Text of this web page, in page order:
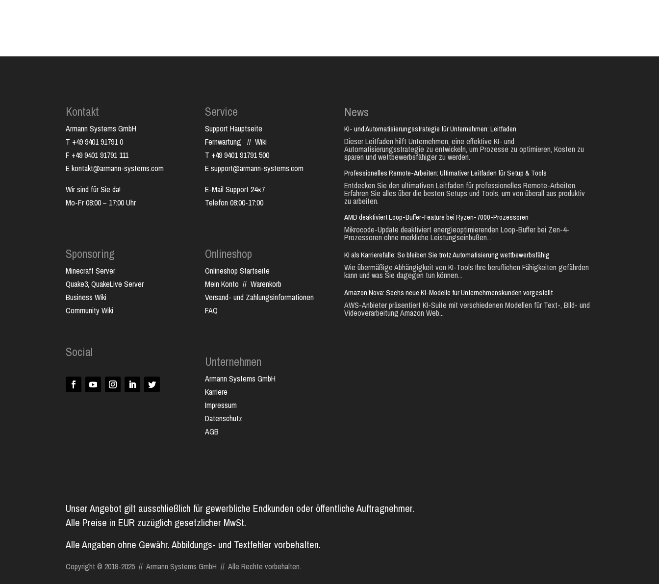
Kontakt
Armann Systems GmbH
T +49 9401 91791 0
F +49 9401 91791 111
E kontakt@armann-systems.com
Wir sind für Sie da!
Mo-Fr 08:00 – 17:00 Uhr
Sponsoring
Minecraft Server
Quake3, QuakeLive Server
Business Wiki
Community Wiki
Social
Service
Support Hauptseite
Fernwartung // Wiki
T +49 9401 91791 500
E support@armann-systems.com
E-Mail Support 24×7
Telefon 08:00-17:00
Onlineshop
Onlineshop Startseite
Mein Konto // Warenkorb
Versand- und Zahlungsinformationen
FAQ
Unternehmen
Armann Systems GmbH
Karriere
Impressum
Datenschutz
AGB
News
KI- und Automatisierungsstrategie für Unternehmen: Leitfaden
Dieser Leitfaden hilft Unternehmen, eine effektive KI- und
Automatisierungsstrategie zu entwickeln, um Prozesse zu optimieren, Kosten zu
sparen und wettbewerbsfähiger zu werden.
Professionelles Remote-Arbeiten: Ultimativer Leitfaden für Setup & Tools
Entdecken Sie den ultimativen Leitfaden für professionelles Remote-Arbeiten.
Erfahren Sie alles über die besten Setups und Tools, um von überall aus produktiv
zu arbeiten.
AMD deaktiviert Loop-Buffer-Feature bei Ryzen-7000-Prozessoren
Mikrocode-Update deaktiviert energieoptimierenden Loop-Buffer bei Zen-4-
Prozessoren ohne merkliche Leistungseinbußen...
KI als Karrierefalle: So bleiben Sie trotz Automatisierung wettbewerbsfähig
Wie übermäßige Abhängigkeit von KI-Tools Ihre beruflichen Fähigkeiten gefährden
kann und was Sie dagegen tun können...
Amazon Nova: Sechs neue KI-Modelle für Unternehmenskunden vorgestellt
AWS-Anbieter präsentiert KI-Suite mit verschiedenen Modellen für Text-, Bild- und
Videoverarbeitung Amazon Web...
Unser Angebot gilt ausschließlich für gewerbliche Endkunden oder öffentliche Auftragnehmer.
Alle Preise in EUR zuzüglich gesetzlicher MwSt.
Alle Angaben ohne Gewähr. Abbildungs- und Textfehler vorbehalten.
Copyright © 2019-2025 // Armann Systems GmbH // Alle Rechte vorbehalten.